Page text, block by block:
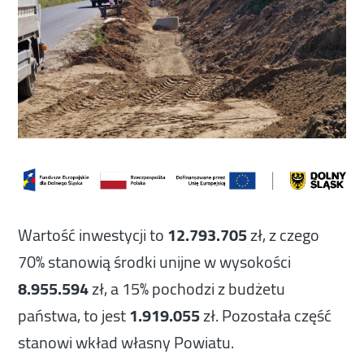
Wartość inwestycji to12.793.705zł, z czego
70% stanowią środki unijne w wysokości
8.955.594zł, a 15% pochodzi z budżetu
państwa, to jest1.919.055zł. Pozostała część
stanowi wkład własny Powiatu.